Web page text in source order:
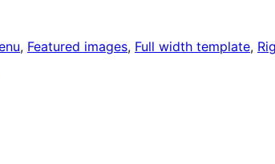
, Featured images, Full width template,